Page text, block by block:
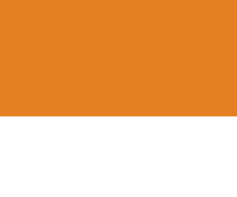
suas experiência e construirmos um caminhar
às 20h, no Instagram
Te espero lá!